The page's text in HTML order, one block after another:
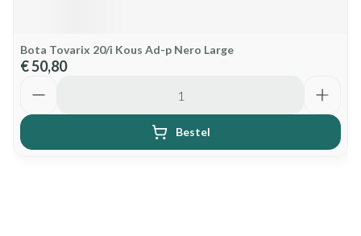
Bota Tovarix 20/i Kous Ad-p Nero Large
€ 50,80
Bestel